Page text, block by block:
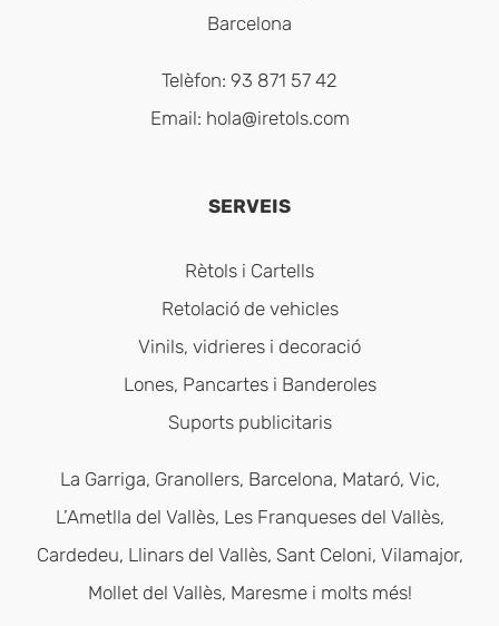
Barcelona
Telèfon: 93 871 57 42
Email: hola@iretols.com
SERVEIS
Rètols i Cartells
Retolació de vehicles
Vinils, vidrieres i decoració
Lones, Pancartes i Banderoles
Suports publicitaris
La Garriga, Granollers, Barcelona, Mataró, Vic,
L’Ametlla del Vallès, Les Franqueses del Vallès,
Cardedeu, Llinars del Vallès, Sant Celoni, Vilamajor,
Mollet del Vallès, Maresme i molts més!